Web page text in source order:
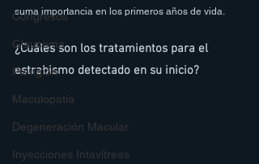
Congresos
Glaucoma
Pterigión
Maculopatía
Degeneración Macular
Inyecciones Intavítreas
suma importancia en los primeros años de vida.
¿Cuáles son los tratamientos para el
estrabismo detectado en su inicio?